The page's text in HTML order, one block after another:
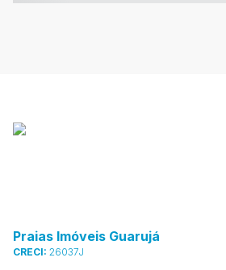
Praias Imóveis Guarujá
CRECI: 26037J